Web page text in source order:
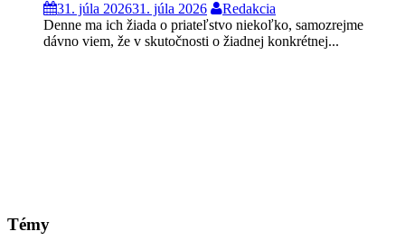
31. júla 202631. júla 2026
Redakcia
Denne ma ich žiada o priateľstvo niekoľko, samozrejme
dávno viem, že v skutočnosti o žiadnej konkrétnej...
Témy